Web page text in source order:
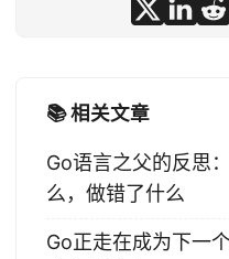
📚 相关文章
Go语言之父的反思
么，做错了什么
Go正走在成为下一